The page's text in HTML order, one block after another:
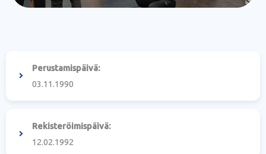
Perustamispäivä:
03.11.1990
Rekisteröimispäivä:
12.02.1992